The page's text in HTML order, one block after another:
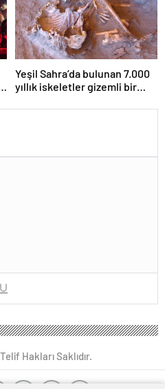
Yeşil Sahra’da bulunan 7.000
yıllık iskeletler gizemli bir
Hakları Saklıdır.